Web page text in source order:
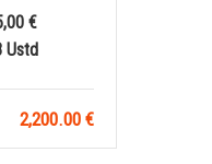
€
Ustd
2,200.00 €